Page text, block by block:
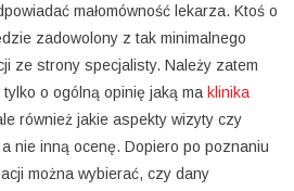
małomówność lekarza. Ktoś o
zadowolony z tak minimalnego
ze strony specjalisty. Należy zatem
o ogólną opinię jaką ma klinika
również jakie aspekty wizyty czy
a nie inną ocenę. Dopiero po poznaniu
można wybierać, czy dany